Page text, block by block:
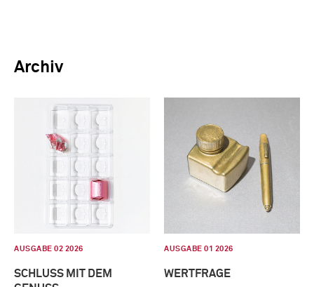
Archiv
AUSGABE 02 2026
SCHLUSS MIT DEM
AUSGABE 01 2026
WERTFRAGE